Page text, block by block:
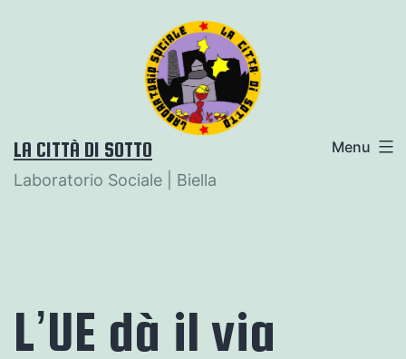
LA CITTÀ DI SOTTO
Laboratorio Sociale | Biella
Menu
L’UE dà il via